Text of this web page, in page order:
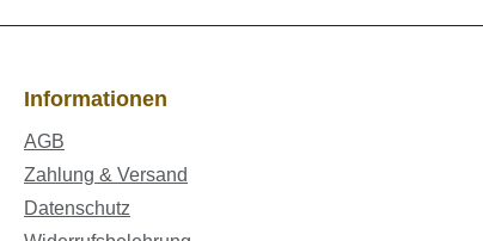
Informationen
AGB
Zahlung & Versand
Datenschutz